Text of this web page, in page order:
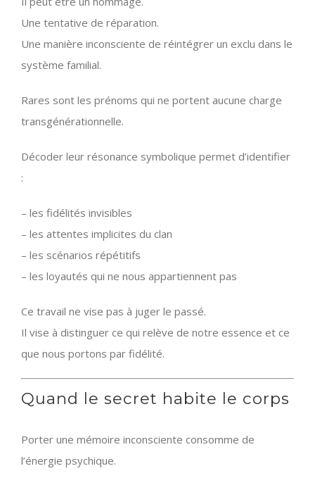
Une tentative de réparation.
Une manière inconsciente de réintégrer un exclu dans le
système familial.
Rares sont les prénoms qui ne portent aucune charge
transgénérationnelle.
Décoder leur résonance symbolique permet d’identifier
:
– les fidélités invisibles
– les attentes implicites du clan
– les scénarios répétitifs
– les loyautés qui ne nous appartiennent pas
Ce travail ne vise pas à juger le passé.
Il vise à distinguer ce qui relève de notre essence et ce
que nous portons par fidélité.
Quand le secret habite le corps
Porter une mémoire inconsciente consomme de
l’énergie psychique.